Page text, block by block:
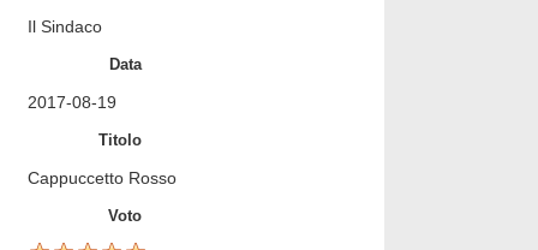
Il Sindaco
Data
2017-08-19
Titolo
Cappuccetto Rosso
Voto